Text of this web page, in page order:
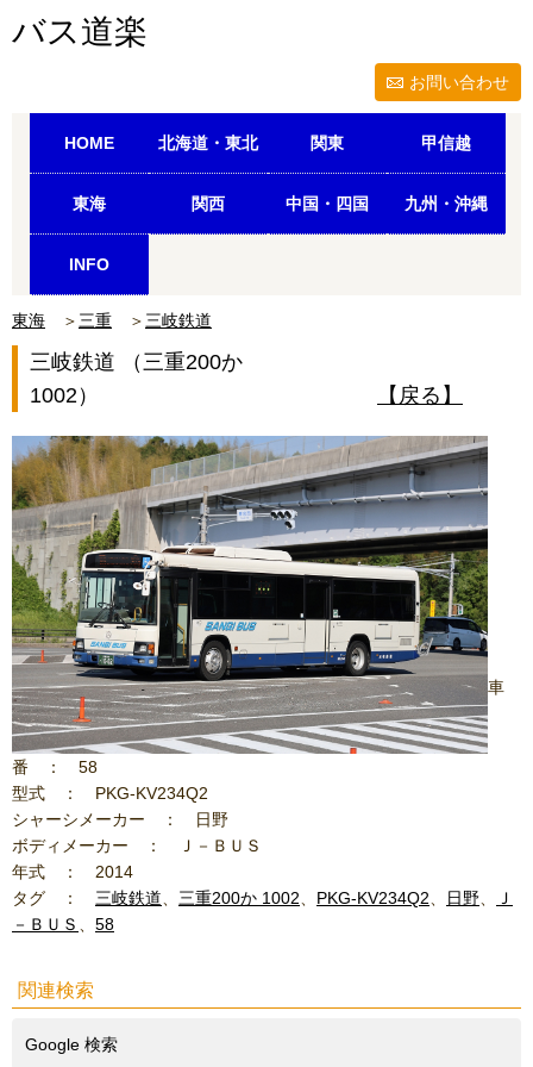
バス道楽
お問い合わせ
HOME 北海道・東北 関東 甲信越
東海 関西 中国・四国 九州・沖縄
INFO
東海 ＞ 三重 ＞ 三岐鉄道
三岐鉄道 （三重200か
1002）
【戻る】
車
番 ： 58
型式 ： PKG-KV234Q2
シャーシメーカー ： 日野
ボディメーカー ： Ｊ－ＢＵＳ
年式 ： 2014
タグ ： 三岐鉄道 三重200か 1002 PKG-KV234Q2 日野
Ｊ
－ＢＵＳ
58
関連検索
Google 検索